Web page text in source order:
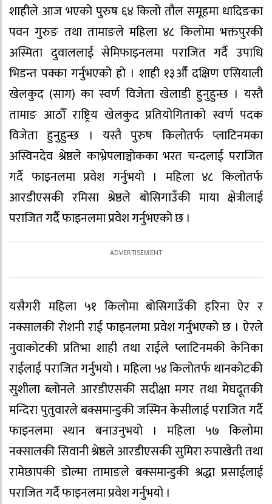
शाहीले आज भएको पुरुष ६४ किलो तौल समूहमा धादिङका
पवन गुरुङ तथा तामाङले महिला ४८ किलोमा भक्तपुरकी
अस्मिता दुवाललाई सेमिफाइनलमा पराजित गर्दै उपाधि
भिडन्त पक्का गर्नुभएको हो । शाही १३औँ दक्षिण एसियाली
खेलकुद (साग) का स्वर्ण विजेता खेलाडी हुनुहुन्छ । यस्तै
तामाङ आठौँ राष्ट्रिय खेलकुद प्रतियोगिताको स्वर्ण पदक
विजेता हुनुहुन्छ । यस्तै पुरुष किलोतर्फ प्लाटिनमका
अस्विनदेव श्रेष्ठले काभ्रेपलाञ्चोकका भरत चन्दलाई पराजित
गर्दै फाइनलमा प्रवेश गर्नुभयो । महिला ४८ किलोतर्फ
आरडीएसकी रमिसा श्रेष्ठले बोसिगाउँकी माया क्षेत्रीलाई
पराजित गर्दै फाइनलमा प्रवेश गर्नुभएको छ ।
यसैगरी महिला ५१ किलोमा बोसिगाउँकी हरिना ऐर र
नक्सालकी रोशनी राई फाइनलमा प्रवेश गर्नुभएको छ । ऐरले
नुवाकोटकी प्रतिभा शाही तथा राईले प्लाटिनमकी केनिका
राईलाई पराजित गर्नुभयो । महिला ५४ किलोतर्फ थानकोटकी
सुशीला ब्लोनले आरडीएसकी सदीक्षा मगर तथा मेघदूतकी
मन्दिरा पुतुवारले बक्समान्डुकी जस्मिन केसीलाई पराजित गर्दै
फाइनलमा स्थान बनाउनुभयो । महिला ५७ किलोमा
नक्सालकी सिवानी श्रेष्ठले आरडीएसकी सुमिरा रुपाखेती तथा
रामेछापकी डोल्मा तामाङले बक्समान्डुकी श्रद्धा प्रसाईलाई
पराजित गर्दै फाइनलमा प्रवेश गर्नुभयो ।